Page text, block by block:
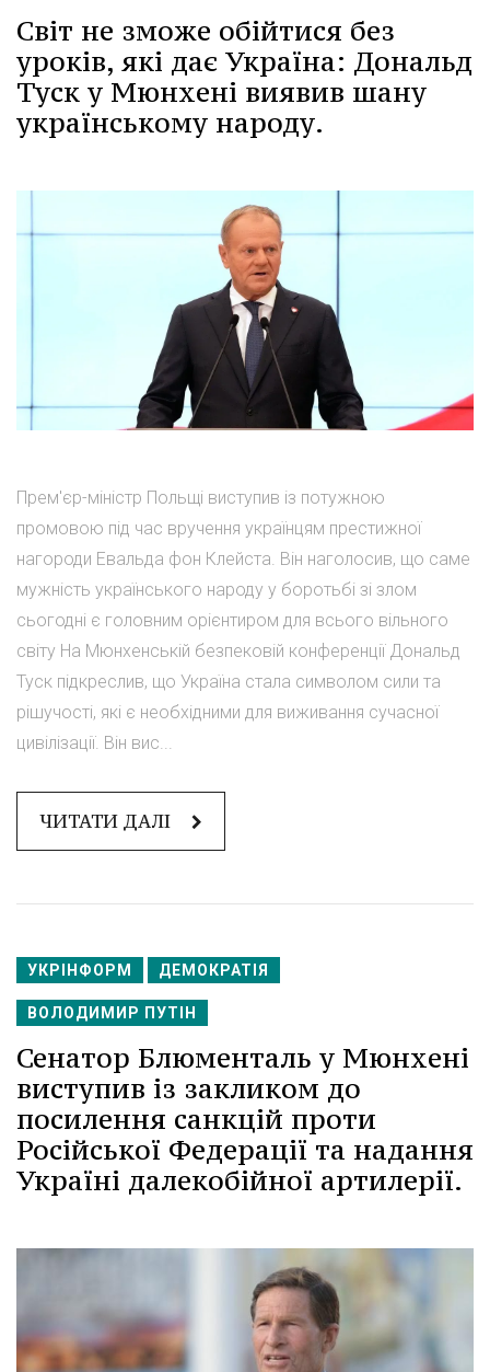
Світ не зможе обійтися без
уроків, які дає Україна: Дональд
Туск у Мюнхені виявив шану
українському народу.
Прем'єр-міністр Польщі виступив із потужною
промовою під час вручення українцям престижної
нагороди Евальда фон Клейста. Він наголосив, що саме
мужність українського народу у боротьбі зі злом
сьогодні є головним орієнтиром для всього вільного
світу На Мюнхенській безпековій конференції Дональд
Туск підкреслив, що Україна стала символом сили та
рішучості, які є необхідними для виживання сучасної
цивілізації. Він вис...
ЧИТАТИ ДАЛІ
УКРІНФОРМ ДЕМОКРАТІЯ
ВОЛОДИМИР ПУТІН
Сенатор Блюменталь у Мюнхені
виступив із закликом до
посилення санкцій проти
Російської Федерації та надання
Україні далекобійної артилерії.